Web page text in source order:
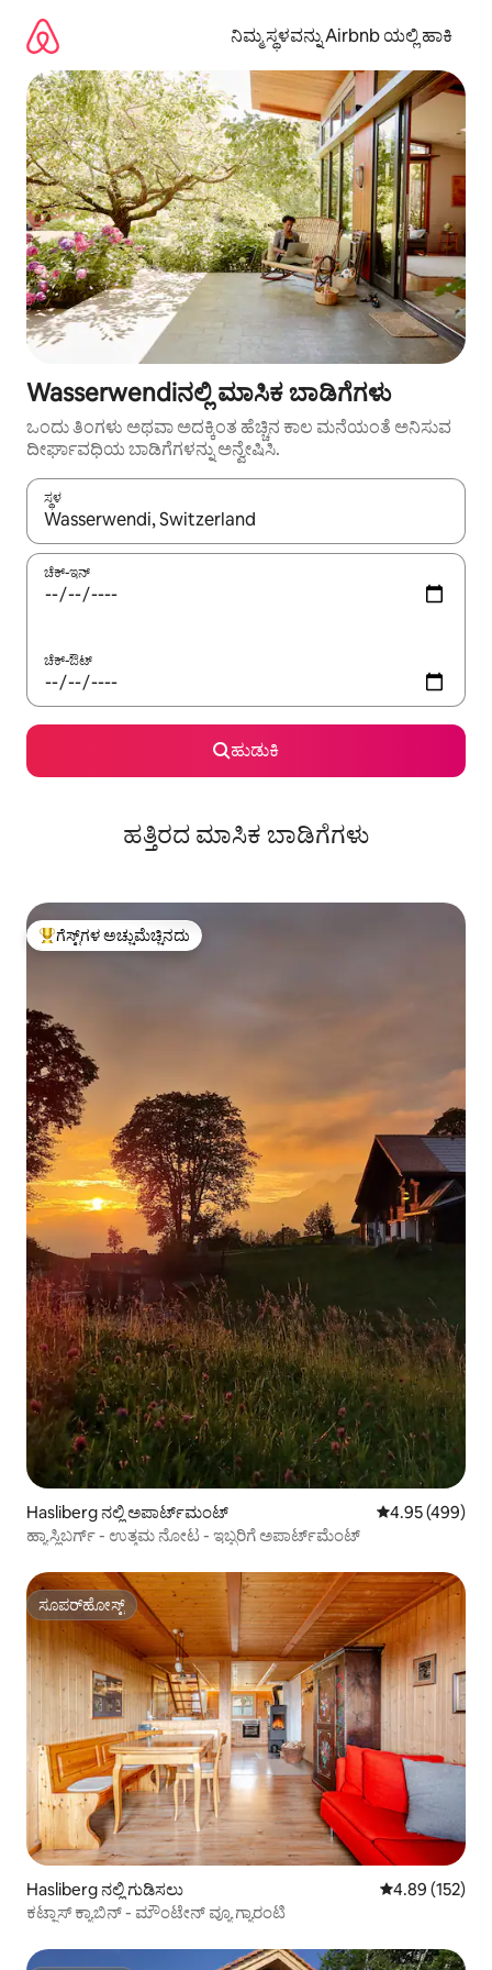
ಹೋಗಿ
ನಿಮ್ಮ ಸ್ಥಳವನ್ನು Airbnb ಯಲ್ಲಿ ಹಾಕಿ
Wasserwendiನಲ್ಲಿ ಮಾಸಿಕ ಬಾಡಿಗೆಗಳು
ಒಂದು ತಿಂಗಳು ಅಥವಾ ಅದಕ್ಕಿಂತ ಹೆಚ್ಚಿನ ಕಾಲ ಮನೆಯಂತೆ ಅನಿಸುವ
ದೀರ್ಘಾವಧಿಯ ಬಾಡಿಗೆಗಳನ್ನು ಅನ್ವೇಷಿಸಿ.
ಸ್ಥಳ
ಫಲಿತಾಂಶಗಳು ಲಭ್ಯವಿರುವಾಗ, ಅಪ್ ಮತ್ತು ಡೌನ್ ಬಾಣದ ಕೀಲಿಗಳೊಂದಿಗೆ
ಚೆಕ್-ಇನ್
ಚೆಕ್-ಔಟ್
ಹುಡುಕಿ
ಹತ್ತಿರದ ಮಾಸಿಕ ಬಾಡಿಗೆಗಳು
ಗೆಸ್ಟ್‌ಗಳಿಗೆ ಅತಿ ಹೆಚ್ಚು ಅಚ್ಚುಮೆಚ್ಚಿನದು
ಗೆಸ್ಟ್‌ಗಳ ಅಚ್ಚುಮೆಚ್ಚಿನದು
Hasliberg ನಲ್ಲಿ ಅಪಾರ್ಟ್‌ಮಂಟ್ 5 ರಲ್ಲಿ 4.95
4.95 (499)
ಹ್ಯಾಸ್ಲಿಬರ್ಗ್ - ಉತ್ತಮ ನೋಟ - ಇಬ್ಬರಿಗೆ ಅಪಾರ್ಟ್‌ಮೆಂಟ್
ಸೂಪರ್‌ಹೋಸ್ಟ್
ಸೂಪರ್‌ಹೋಸ್ಟ್
Hasliberg ನಲ್ಲಿ ಗುಡಿಸಲು 5 ರಲ್ಲಿ 4.89
4.89 (152)
ಕಟ್ಜಾಸ್ ಕ್ಯಾಬಿನ್ - ಮೌಂಟೇನ್ ವ್ಯೂ ಗ್ಯಾರಂಟಿ